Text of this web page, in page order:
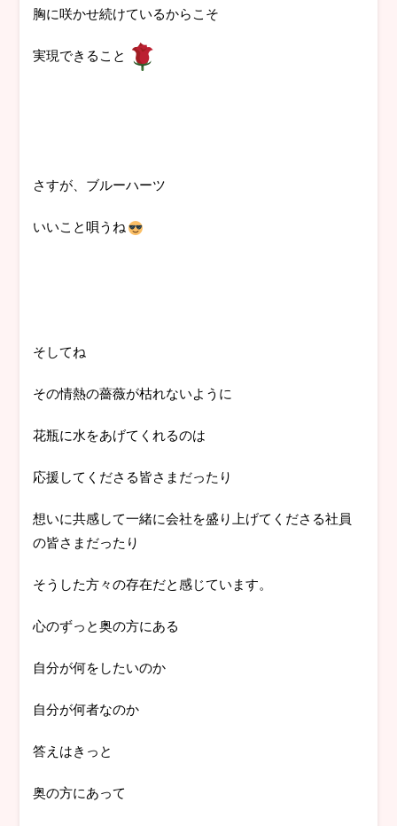
胸に咲かせ続けているからこそ
実現できること
さすが、ブルーハーツ
いいこと唄うね
そしてね
その情熱の薔薇が枯れないように
花瓶に水をあげてくれるのは
応援してくださる皆さまだったり
想いに共感して一緒に会社を盛り上げてくださる社員
の皆さまだったり
そうした方々の存在だと感じています。
心のずっと奥の方にある
自分が何をしたいのか
自分が何者なのか
答えはきっと
奥の方にあって